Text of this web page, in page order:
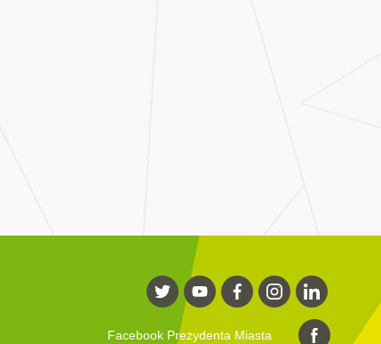
Facebook Prezydenta Miasta